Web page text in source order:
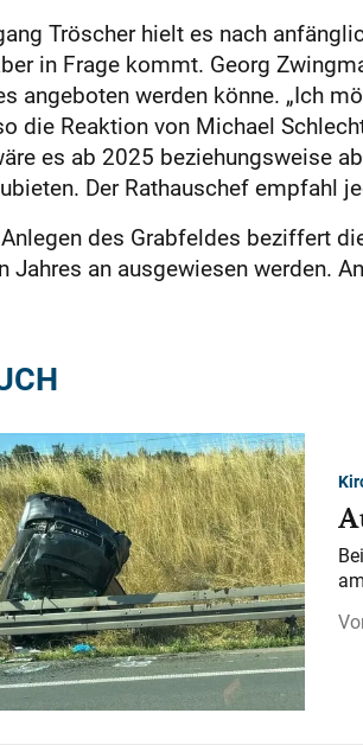
Tröscher hielt es nach
in Frage kommt. Georg
angeboten werden könne. „Ich
die Reaktion von Michael
es ab 2025 beziehungsweise
Der Rathauschef empfahl
des Grabfeldes beziffert
Jahres an ausgewiesen werden.